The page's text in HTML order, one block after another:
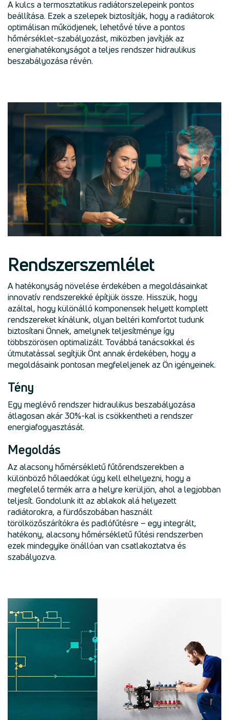
A kulcs a termosztatikus radiátorszelepeink pontos
beállítása. Ezek a szelepek biztosítják, hogy a radiátorok
optimálisan működjenek, lehetővé téve a pontos
hőmérséklet-szabályozást, miközben javítják az
energiahatékonyságot a teljes rendszer hidraulikus
beszabályozása révén.
Rendszerszemlélet
A hatékonyság növelése érdekében a megoldásainkat
innovatív rendszerekké építjük össze. Hisszük, hogy
azáltal, hogy különálló komponensek helyett komplett
rendszereket kínálunk, olyan beltéri komfortot tudunk
biztosítani Önnek, amelynek teljesítménye így
többszörösen optimalizált. Továbbá tanácsokkal és
útmutatással segítjük Önt annak érdekében, hogy a
megoldásaink pontosan megfeleljenek az Ön igényeinek.
Tény
Egy meglévő rendszer hidraulikus beszabályozása
átlagosan akár 30%-kal is csökkentheti a rendszer
energiafogyasztását.
Megoldás
Az alacsony hőmérsékletű fűtőrendszerekben a
különböző hőlaedókat úgy kell elhelyezni, hogy a
megfelelő termék arra a helyre kerüljön, ahol a legjobban
teljesít. Gondolunk itt az ablakok alá helyezett
radiátorokra, a fürdőszobában használt
törölközőszárítókra és padlófűtésre – egy integrált,
hatékony, alacsony hőmérsékletű fűtési rendszerben
ezek mindegyike önállóan van csatlakoztatva és
szabályozva.